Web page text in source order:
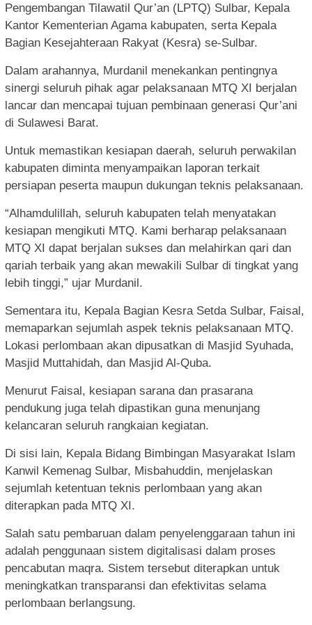
Pengembangan Tilawatil Qur’an (LPTQ) Sulbar, Kepala
Kantor Kementerian Agama kabupaten, serta Kepala
Bagian Kesejahteraan Rakyat (Kesra) se-Sulbar.
Dalam arahannya, Murdanil menekankan pentingnya
sinergi seluruh pihak agar pelaksanaan MTQ XI berjalan
lancar dan mencapai tujuan pembinaan generasi Qur’ani
di Sulawesi Barat.
Untuk memastikan kesiapan daerah, seluruh perwakilan
kabupaten diminta menyampaikan laporan terkait
persiapan peserta maupun dukungan teknis pelaksanaan.
“Alhamdulillah, seluruh kabupaten telah menyatakan
kesiapan mengikuti MTQ. Kami berharap pelaksanaan
MTQ XI dapat berjalan sukses dan melahirkan qari dan
qariah terbaik yang akan mewakili Sulbar di tingkat yang
lebih tinggi,” ujar Murdanil.
Sementara itu, Kepala Bagian Kesra Setda Sulbar, Faisal,
memaparkan sejumlah aspek teknis pelaksanaan MTQ.
Lokasi perlombaan akan dipusatkan di Masjid Syuhada,
Masjid Muttahidah, dan Masjid Al-Quba.
Menurut Faisal, kesiapan sarana dan prasarana
pendukung juga telah dipastikan guna menunjang
kelancaran seluruh rangkaian kegiatan.
Di sisi lain, Kepala Bidang Bimbingan Masyarakat Islam
Kanwil Kemenag Sulbar, Misbahuddin, menjelaskan
sejumlah ketentuan teknis perlombaan yang akan
diterapkan pada MTQ XI.
Salah satu pembaruan dalam penyelenggaraan tahun ini
adalah penggunaan sistem digitalisasi dalam proses
pencabutan maqra. Sistem tersebut diterapkan untuk
meningkatkan transparansi dan efektivitas selama
perlombaan berlangsung.